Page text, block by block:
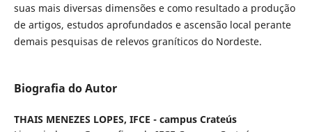
suas mais diversas dimensões e como resultado a produção
de artigos, estudos aprofundados e ascensão local perante
demais pesquisas de relevos graníticos do Nordeste.
Biografia do Autor
THAIS MENEZES LOPES, IFCE - campus Crateús